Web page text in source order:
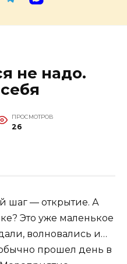
не надо.
ПРОСМОТРОВ
26
шаг — открытие. А
Это уже маленькое
волновались и…
прошел день в